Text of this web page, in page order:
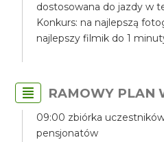
dostosowana do jazdy w
Konkurs: na najlepszą
najlepszy filmik do 1
RAMOWY PLAN
09:00 zbiórka
pensjonatów